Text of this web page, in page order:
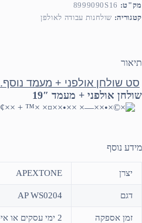
מק"ט: 8999090S16
קטגוריה: שולחנות עבודה לאולפן
תיאור
סט שולחן אולפני + מעמד נוסף.
שולחן אולפני + מעמד 19″
מידע נוסף
יצרן APEXTONE
דגם AP WS0204
זמן אספקה 2 ימי עסקים או איסוף עצמי